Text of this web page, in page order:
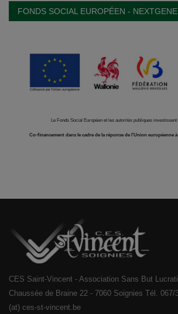
FONDS SOCIAL EUROPÉEN -
Le Fonds Social Européen et les autorités publiques
Co-financement dans le cadre de la réponse de l'Union européenne à
CES Saint-Vincent - Association Sans But
Chaussée de Braine 22 - 7060 Soignies Tél.
(at) ces-st-vincent.be